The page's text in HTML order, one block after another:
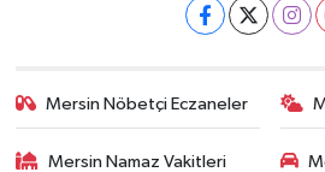
Mersin Nöbetçi Eczaneler
Mersin Namaz Vakitleri